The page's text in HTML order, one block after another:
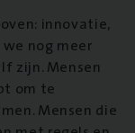
innovatie,
nog meer
zijn. Mensen
om te
Mensen die